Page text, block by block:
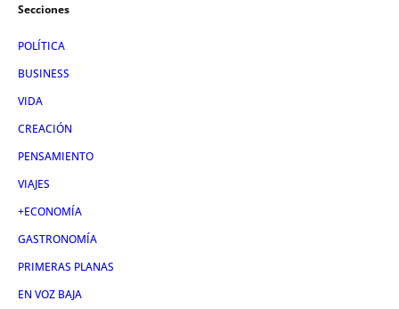
Secciones
POLÍTICA
BUSINESS
VIDA
CREACIÓN
PENSAMIENTO
VIAJES
+ECONOMÍA
GASTRONOMÍA
PRIMERAS PLANAS
EN VOZ BAJA